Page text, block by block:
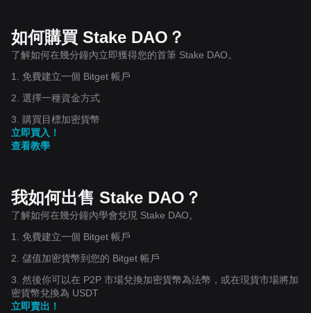
如何購買 Stake DAO？
了解如何在幾分鐘內立即獲得您的首筆 Stake DAO。
1. 免費建立一個 Bitget 帳戶
2. 選擇一種資金方式
3. 購買目標加密貨幣
立即買入！
查看教學
我如何出售 Stake DAO？
了解如何在幾分鐘內學會兌現 Stake DAO。
1. 免費建立一個 Bitget 帳戶
2. 儲值加密貨幣到您的 Bitget 帳戶
3. 然後你可以在 P2P 市場兌換加密貨幣為法幣，或在現貨市場將加
密貨幣兌換為 USDT
立即賣出！